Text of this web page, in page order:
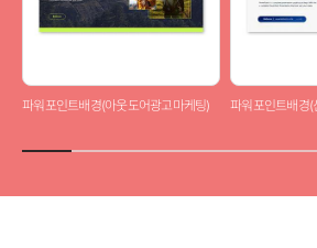
파워포인트배경(아웃도어광고마케팅)